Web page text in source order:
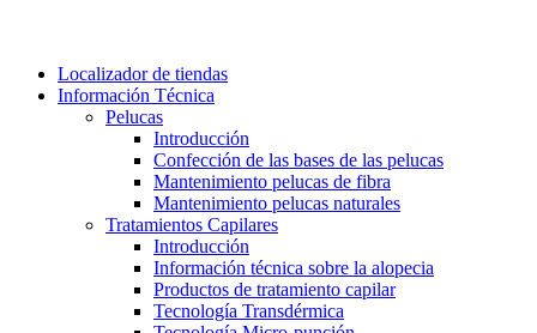
Localizador de tiendas
Información Técnica
Pelucas
Introducción
Confección de las bases de las pelucas
Mantenimiento pelucas de fibra
Mantenimiento pelucas naturales
Tratamientos Capilares
Introducción
Información técnica sobre la alopecia
Productos de tratamiento capilar
Tecnología Transdérmica